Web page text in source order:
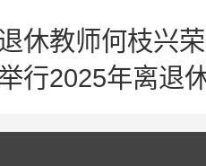
休教师何枝兴
行2025年离退